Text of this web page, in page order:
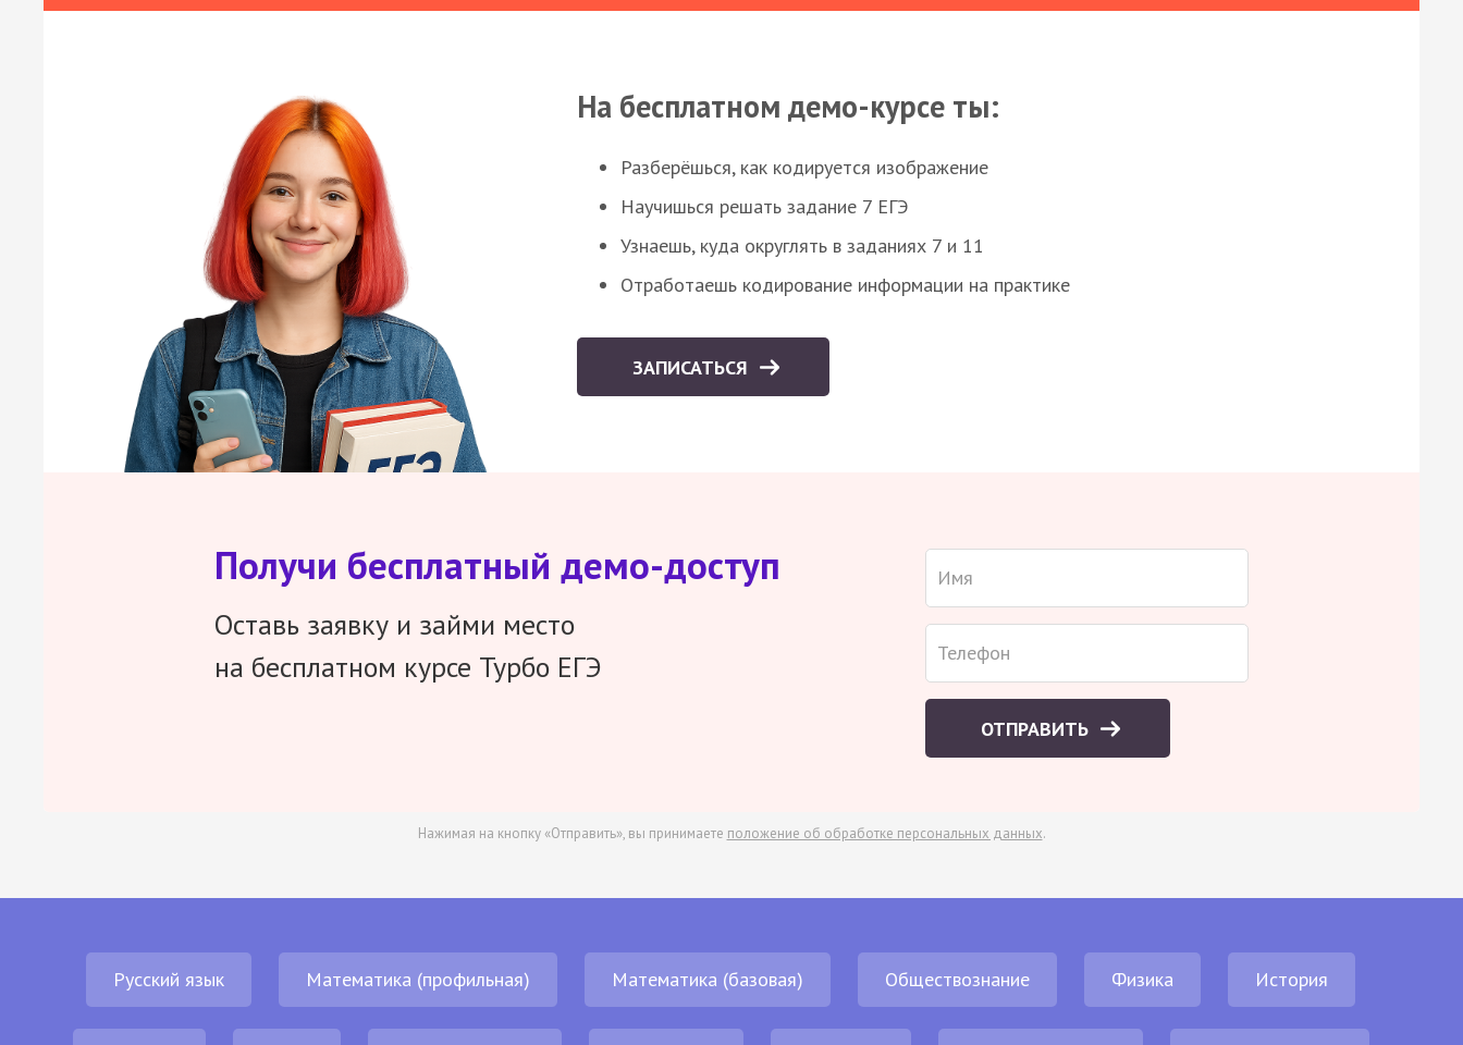
На бесплатном демо-курсе ты:
Разберёшься, как кодируется изображение
Научишься решать задание 7 ЕГЭ
Узнаешь, куда округлять в заданиях 7 и 11
Отработаешь кодирование информации на практике
ЗАПИСАТЬСЯ
Получи бесплатный демо-доступ
Оставь заявку и займи место
на бесплатном курсе Турбо ЕГЭ
ОТПРАВИТЬ
Нажимая на кнопку «Отправить», вы принимаете положение об обработке персональных данных.
Русский язык Математика (профильная) Математика (базовая) Обществознание Физика История